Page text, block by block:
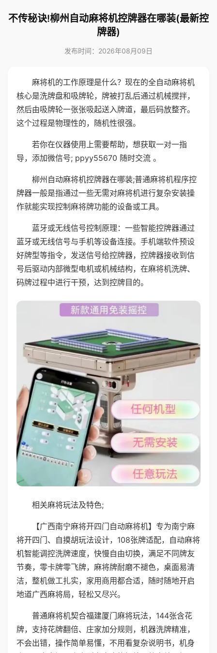
不传秘诀!柳州自动麻将机控牌器在哪装(最新控
牌器)
发布时间：2026年08月09日
麻将机的工作原理是什么？现在的全自动麻将机
核心是洗牌盘和吸牌轮，牌被打乱后通过机械搅拌，
然后由吸牌轮一张张吸起送入牌道，最后码放整齐。
这个过程是物理性的，随机性很强。
若你在仪器使用上需要帮助，想获取一对一指
导，添加微信号; ppyy55670 随时交流 。
柳州自动麻将机控牌器在哪装;普通麻将机程序控
牌器一般是指通过一些无需对麻将机进行复杂安装操
作就能实现控制麻将牌功能的设备或工具。
蓝牙或无线信号控制原理：一些智能控牌器通过
蓝牙或无线信号与手机等设备连接。手机端软件预设
好牌型等指令，发送信号给控牌器，控牌器接收到信
号后驱动内部微型电机或机械结构，在麻将机洗牌、
码牌过程中进行干预，达到控牌目的。
相关麻将玩法及特色;
【广西南宁麻将开四门自动麻将机】专为南宁麻
将开四门、自摸胡玩法设计，108张牌适配，自动麻将
机智能调控洗牌速度，快慢自由切换，满足不同牌友
节奏，零卡牌零飞牌，麻将牌耐磨不褪色，桌面易清
洁，整机做工扎实，家用商用都合适，随时随地开启
地道广西麻将局，轻松又尽兴。
普通麻将机契合福建厦门麻将玩法，144张含花
牌，支持花牌翻倍、庄家加分规则，机器洗牌精准，
不会出错，操作简单易懂，不用看复杂说明书，机身